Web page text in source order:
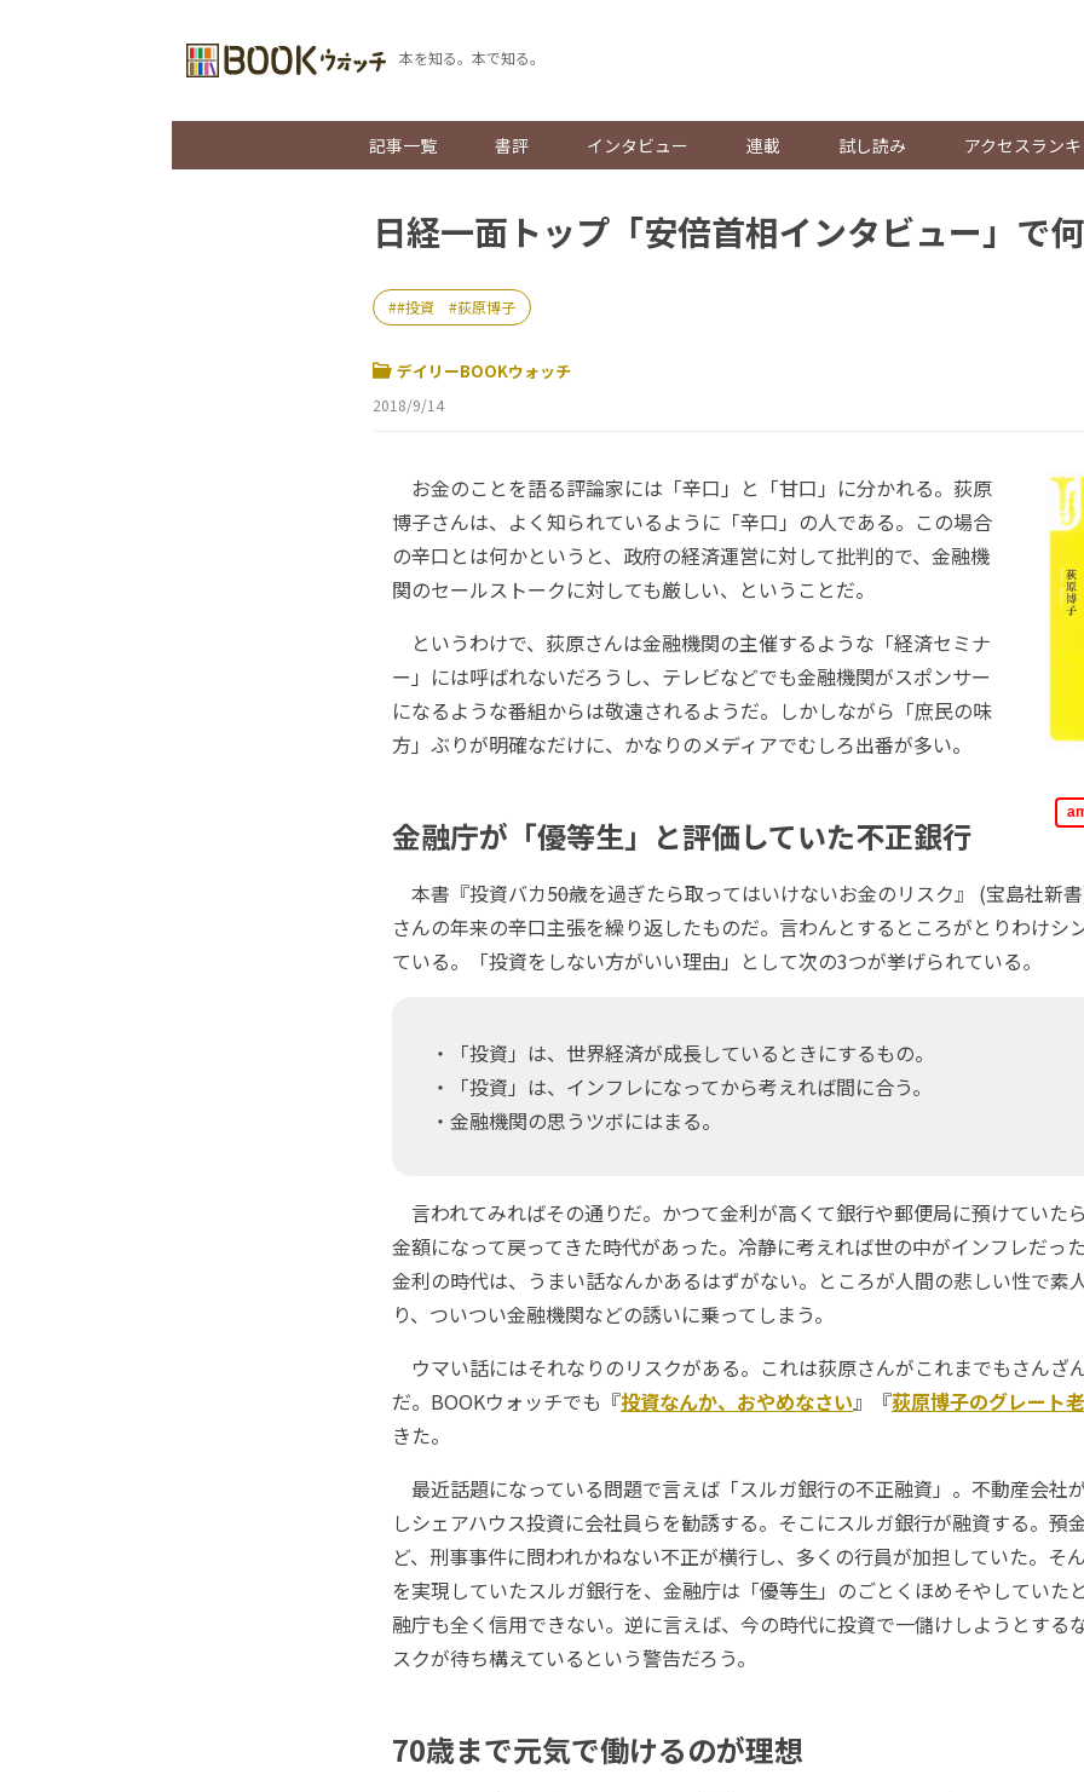
本を知る。本で知る。
記事一覧 書評 インタビュー 連載 試し読み アクセスラン
日経一面トップ「安倍首相インタビュー」で
#投資 #荻原博子
デイリーBOOKウォッチ
2018/9/14
お金のことを語る評論家には「辛口」と「甘口」に分かれる。荻原
博子さんは、よく知られているように「辛口」の人である。この場合
の辛口とは何かというと、政府の経済運営に対して批判的で、金融機
関のセールストークに対しても厳しい、ということだ。
というわけで、荻原さんは金融機関の主催するような「経済セミナ
ー」には呼ばれないだろうし、テレビなどでも金融機関がスポンサー
になるような番組からは敬遠されるようだ。しかしながら「庶民の味
方」ぶりが明確なだけに、かなりのメディアでむしろ出番が多い。
金融庁が「優等生」と評価していた不正銀行
本書『投資バカ――50歳を過ぎたら取ってはいけないお金のリスク』 (宝島社新
さんの年来の辛口主張を繰り返したものだ。言わんとするところがとりわけシ
ている。「投資をしない方がいい理由」として次の3つが挙げられている。
・「投資」は、世界経済が成長しているときにするもの。
・「投資」は、インフレになってから考えれば間に合う。
・金融機関の思うツボにはまる。
言われてみればその通りだ。かつて金利が高くて銀行や郵便局に預けていた
金額になって戻ってきた時代があった。冷静に考えれば世の中がインフレだっ
金利の時代は、うまい話なんかあるはずがない。ところが人間の悲しい性で素
り、ついつい金融機関などの誘いに乗ってしまう。
ウマい話にはそれなりのリスクがある。これは荻原さんがこれまでもさんざ
だ。BOOKウォッチでも『投資なんか、おやめなさい』『荻原博子のグレート
きた。
最近話題になっている問題で言えば「スルガ銀行の不正融資」。不動産会社
しシェアハウス投資に会社員らを勧誘する。そこにスルガ銀行が融資する。預
ど、刑事事件に問われかねない不正が横行し、多くの行員が加担していた。そ
を実現していたスルガ銀行を、金融庁は「優等生」のごとくほめそやしていた
融庁も全く信用できない。逆に言えば、今の時代に投資で一儲けしようとする
スクが待ち構えているという警告だろう。
70歳まで元気で働けるのが理想